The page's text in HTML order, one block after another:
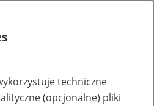
techniczne
(opcjonalne) pliki